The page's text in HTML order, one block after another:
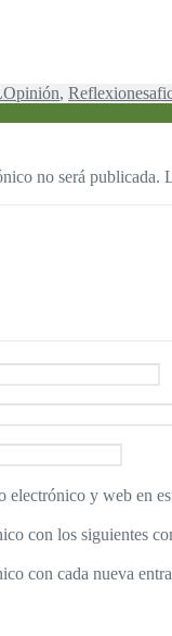
Categorías
Opinión, Reflexiones
no será publicada.
electrónico y web en
con los siguientes
con cada nueva